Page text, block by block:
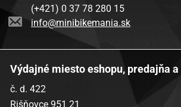
(+421) 0 37 78 280 15
info@minibikemania.sk
Výdajné miesto eshopu, predajňa
č. d. 422
Rišňovce 951 21